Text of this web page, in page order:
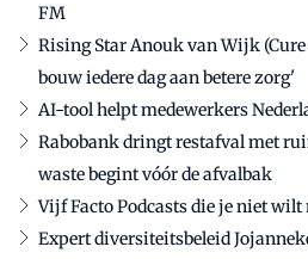
FM
Rising Star Anouk van Wijk
bouw iedere dag aan betere zorg'
AI-tool helpt medewerkers
Rabobank dringt restafval met
waste begint vóór de afvalbak
Vijf Facto Podcasts die je niet wilt
Expert diversiteitsbeleid